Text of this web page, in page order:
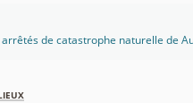
de catastrophe naturelle de